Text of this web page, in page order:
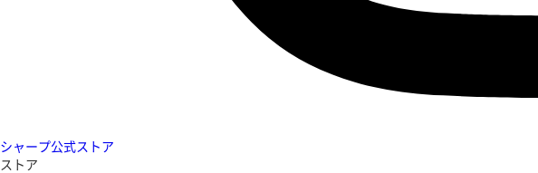
シャープ公式ストア
ストア